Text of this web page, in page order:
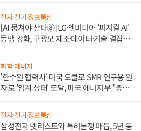
전자·전기·정보통신
[AI 뭉쳐야 산다⑧] LG·엔비디아 '피지컬 AI'
동맹 강화, 구광모 제조·데이터·기술 결집
화학·에너지
'한수원 협력사' 미국 오클로 SMR 연구용 원
자로 '임계 상태' 도달, 미국 에너지부 "중요
전자·전기·정보통신
삼성전자 넷리스트와 특허분쟁 매듭, 5년 동